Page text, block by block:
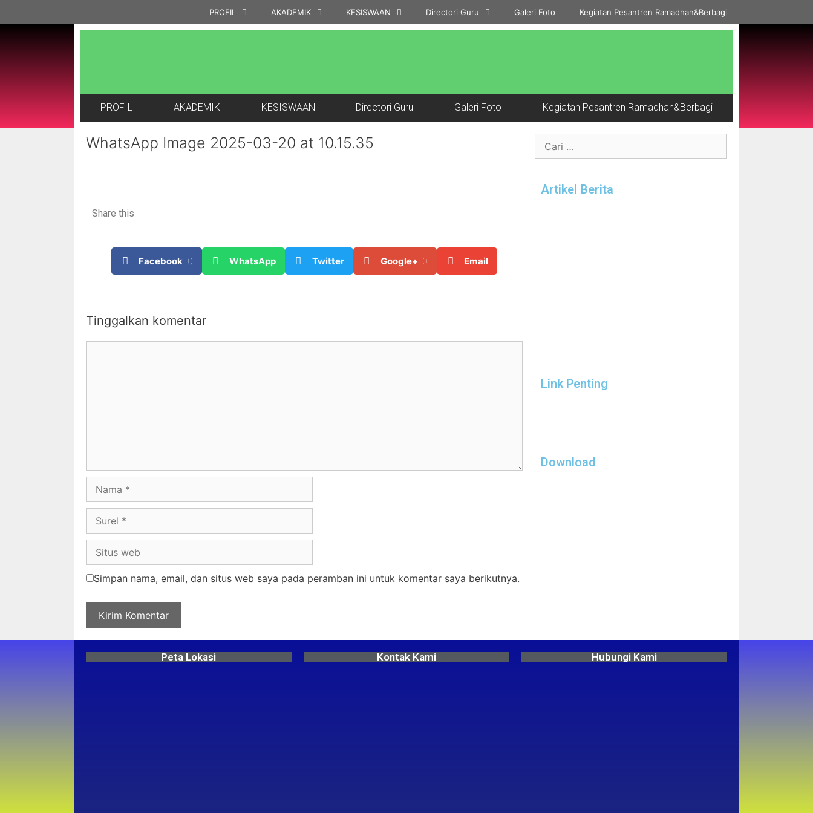
PROFIL AKADEMIK KESISWAAN Directori Guru Galeri Foto Kegiatan Pesantren Ramadhan&Berbagi
PROFIL AKADEMIK KESISWAAN Directori Guru Galeri Foto Kegiatan Pesantren Ramadhan&Berbagi
WhatsApp Image 2025-03-20 at 10.15.35
Share this
Facebook 0 WhatsApp Twitter Google+ 0 Email
Tinggalkan komentar
Simpan nama, email, dan situs web saya pada peramban ini untuk komentar saya berikutnya.
Artikel Berita
Link Penting
Download
Peta Lokasi Kontak Kami Hubungi Kami